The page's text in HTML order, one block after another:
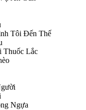
Tôi Đến Thế
Thuốc Lắc
Ngựa